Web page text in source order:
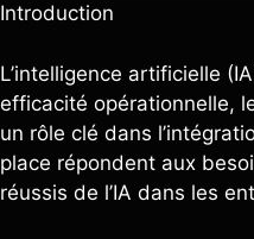
Introduction
L’intelligence artificielle
efficacité opérationnelle,
un rôle clé dans
place répondent aux
réussis de l’IA dans les